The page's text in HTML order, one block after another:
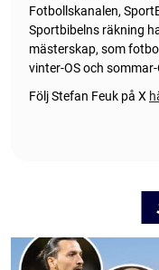
Fotbollskanalen,
Sportbibelns räkning
mästerskap, som
vinter-OS och sommar-
Följ Stefan Feuk på X